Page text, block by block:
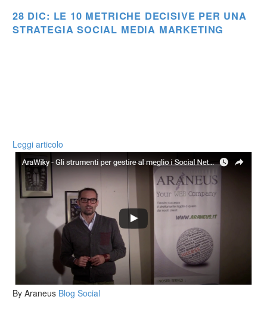
28 DIC: LE 10 METRICHE DECISIVE PER UNA
STRATEGIA SOCIAL MEDIA MARKETING
Leggi articolo
By Araneus Blog Social